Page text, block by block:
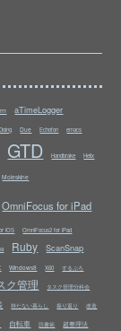
aTimeLogger
Doing Due Echofon emacs
GTD Handbrake Helix
Moleskine
OmniFocus for iPad
iOS OmniFocus2 for iPad
Ruby ScanSnap
Windows8 X60 するぷろ
ク管理 タスク管理分科会
持たない暮らし 振り返り 改造
自転車 読書術 超整理法